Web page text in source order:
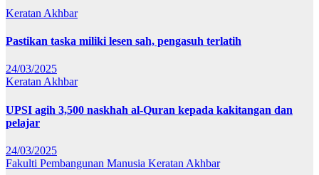
Keratan Akhbar
Pastikan taska miliki lesen sah, pengasuh terlatih
24/03/2025
Keratan Akhbar
UPSI agih 3,500 naskhah al-Quran kepada kakitangan dan
pelajar
24/03/2025
Fakulti Pembangunan Manusia Keratan Akhbar